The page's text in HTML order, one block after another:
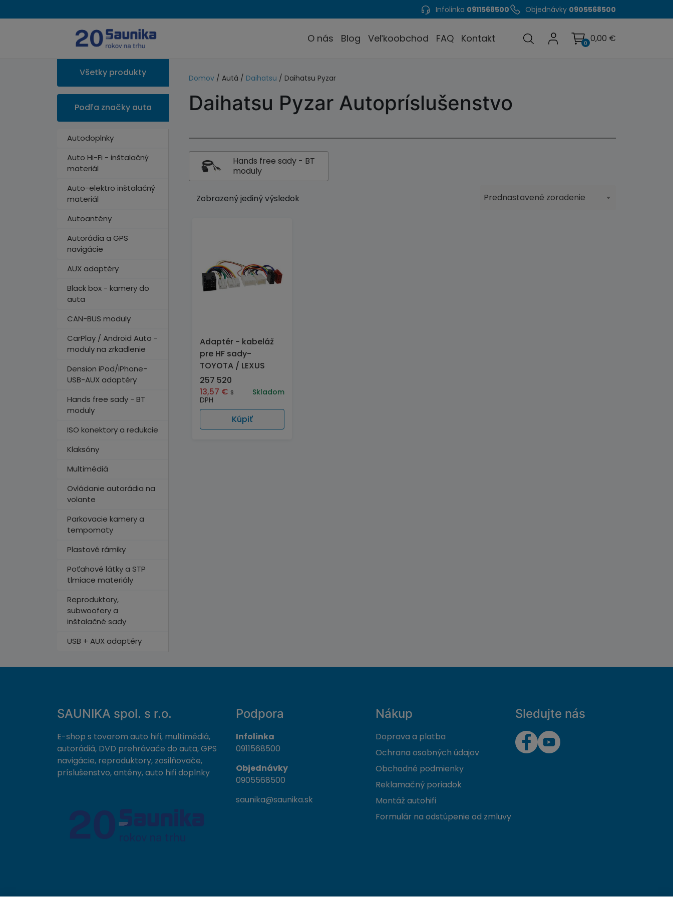
Infolinka 0911568500 Objednávky 0905568500
O nás Blog Veľkoobchod FAQ Kontakt 0 0,00 €
Všetky produkty
Podľa značky auta
Autodoplnky
Auto Hi-Fi - inštalačný
materiál
Auto-elektro inštalačný
materiál
Autoantény
Autorádia a GPS
navigácie
AUX adaptéry
Black box - kamery do
auta
CAN-BUS moduly
CarPlay / Android Auto -
moduly na zrkadlenie
Dension iPod/iPhone-
USB-AUX adaptéry
Hands free sady - BT
moduly
ISO konektory a redukcie
Klaksóny
Multimédiá
Ovládanie autorádia na
volante
Parkovacie kamery a
tempomaty
Plastové rámiky
Poťahové látky a STP
tlmiace materiály
Reproduktory,
subwoofery a
inštalačné sady
USB + AUX adaptéry
Domov / Autá / Daihatsu / Daihatsu Pyzar
Daihatsu Pyzar Autopríslušenstvo
Hands free sady - BT
moduly
Zobrazený jediný výsledok Prednastavené zoradenie
Adaptér - kabeláž
pre HF sady-
TOYOTA / LEXUS
257 520
13,57 € s
DPH
Skladom
Kúpiť
SAUNIKA spol. s r.o.
E-shop s tovarom auto hifi, multimédiá,
autorádiá, DVD prehrávače do auta, GPS
navigácie, reproduktory, zosilňovače,
príslušenstvo, antény, auto hifi doplnky
Podpora
Infolinka
0911568500
Objednávky
0905568500
saunika@saunika.sk
Nákup
Doprava a platba
Ochrana osobných údajov
Obchodné podmienky
Reklamačný poriadok
Montáž autohifi
Formulár na odstúpenie od zmluvy
Sledujte nás